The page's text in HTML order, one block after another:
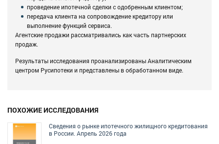
проведение ипотечной сделки с одобренным клиентом;
передача клиента на сопровождение кредитору или
выполнение функций сервиса.
Агентские продажи рассматривались как часть партнерских
продаж.
Результаты исследования проанализированы Аналитическим
центром Русипотеки и представлены в обработанном виде.
ПОХОЖИЕ ИССЛЕДОВАНИЯ
Сведения о рынке ипотечного жилищного кредитования
в России. Апрель 2026 года